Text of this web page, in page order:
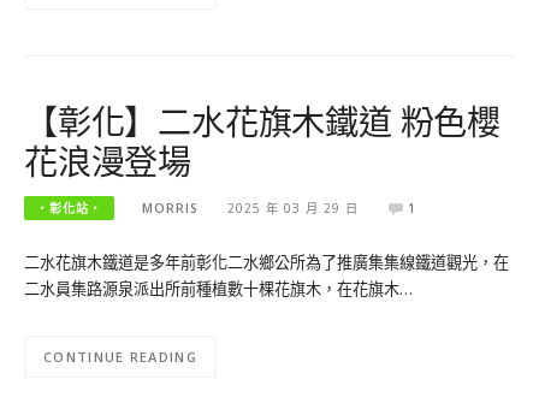
【彰化】二水花旗木鐵道 粉色櫻
花浪漫登場
‧彰化站‧ MORRIS 2025 年 03 月 29 日 1
二水花旗木鐵道是多年前彰化二水鄉公所為了推廣集集線鐵道觀光，在
二水員集路源泉派出所前種植數十棵花旗木，在花旗木…
CONTINUE READING